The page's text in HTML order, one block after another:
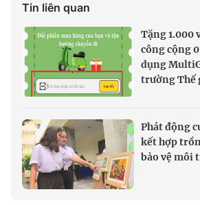
Tin liên quan
Tặng 1.000
công cộng
dụng
trường Thế
Phát động
kết hợp
bảo vệ môi